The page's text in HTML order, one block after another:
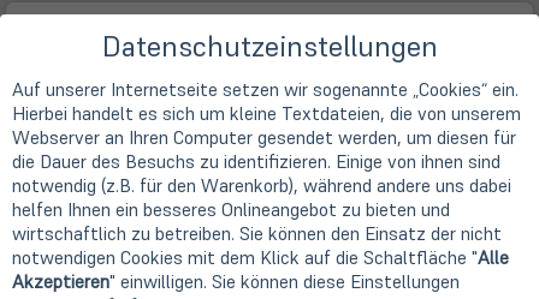
Technische Daten
Hersteller
Lenovo
Gerätetyp
Desktop PC
Bauform
Mini / Tiny / Nano
Prozessor
Prozessor
Datenschutzeinstellungen
Auf unserer Internetseite setzen wir sogenannte „Cookies“ ein.
Hierbei handelt es sich um kleine Textdateien, die von unserem
Webserver an Ihren Computer gesendet werden, um diesen für
die Dauer des Besuchs zu identifizieren. Einige von ihnen sind
notwendig (z.B. für den Warenkorb), während andere uns dabei
helfen Ihnen ein besseres Onlineangebot zu bieten und
wirtschaftlich zu betreiben. Sie können den Einsatz der nicht
notwendigen Cookies mit dem Klick auf die Schaltfläche "Alle
Akzeptieren" einwilligen. Sie können diese Einstellungen